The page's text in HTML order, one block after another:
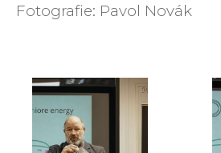
Fotografie: Pavol Novák